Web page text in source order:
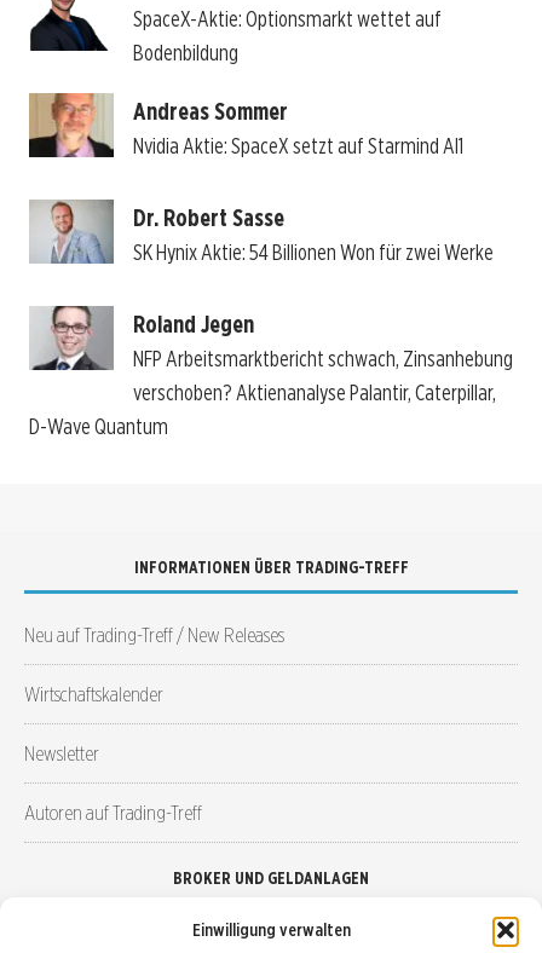
Einwilligung verwalten
SpaceX-Aktie: Optionsmarkt wettet auf
Bodenbildung
Andreas Sommer
Nvidia Aktie: SpaceX setzt auf Starmind AI1
Dr. Robert Sasse
SK Hynix Aktie: 54 Billionen Won für zwei Werke
Roland Jegen
NFP Arbeitsmarktbericht schwach, Zinsanhebung
verschoben? Aktienanalyse Palantir, Caterpillar,
D-Wave Quantum
INFORMATIONEN ÜBER TRADING-TREFF
Neu auf Trading-Treff / New Releases
Wirtschaftskalender
Newsletter
Autoren auf Trading-Treff
BROKER UND GELDANLAGEN